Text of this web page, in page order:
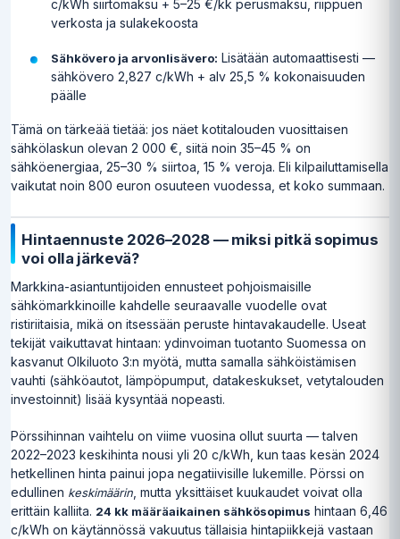
c/kWh siirtomaksu + 5–25 €/kk perusmaksu, riippuen
verkosta ja sulakekoosta
Sähkövero ja arvonlisävero: Lisätään automaattisesti —
sähkövero 2,827 c/kWh + alv 25,5 % kokonaisuuden
päälle
Tämä on tärkeää tietää: jos näet kotitalouden vuosittaisen
sähkölaskun olevan 2 000 €, siitä noin 35–45 % on
sähköenergiaa, 25–30 % siirtoa, 15 % veroja. Eli kilpailuttamisella
vaikutat noin 800 euron osuuteen vuodessa, et koko summaan.
Hintaennuste 2026–2028 — miksi pitkä sopimus
voi olla järkevä?
Markkina-asiantuntijoiden ennusteet pohjoismaisille
sähkömarkkinoille kahdelle seuraavalle vuodelle ovat
ristiriitaisia, mikä on itsessään peruste hintavakaudelle. Useat
tekijät vaikuttavat hintaan: ydinvoiman tuotanto Suomessa on
kasvanut Olkiluoto 3:n myötä, mutta samalla sähköistämisen
vauhti (sähköautot, lämpöpumput, datakeskukset, vetytalouden
investoinnit) lisää kysyntää nopeasti.
Pörssihinnan vaihtelu on viime vuosina ollut suurta — talven
2022–2023 keskihinta nousi yli 20 c/kWh, kun taas kesän 2024
hetkellinen hinta painui jopa negatiivisille lukemille. Pörssi on
edullinen keskimäärin, mutta yksittäiset kuukaudet voivat olla
erittäin kalliita. 24 kk määräaikainen sähkösopimus hintaan 6,46
c/kWh on käytännössä vakuutus tällaisia hintapiikkejä vastaan